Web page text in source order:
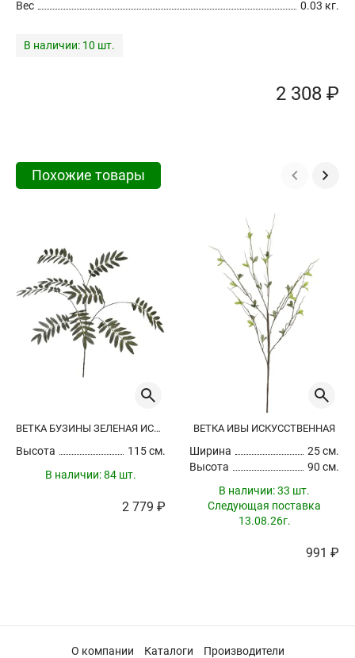
0.03 кг.
Вес
В наличии: 10 шт.
2 308 ₽
Похожие товары
ВЕТКА БУЗИНЫ ЗЕЛЕНАЯ ИСКУССТВЕННАЯ
Высота
115 см.
В наличии:84 шт.
2 779 ₽
ВЕТКА ИВЫ ИСКУССТВЕННАЯ
Ширина
25 см.
Высота
90 см.
В наличии:33 шт.
Следующая поставка
13.08.26г.
991 ₽
О компании Каталоги Производители